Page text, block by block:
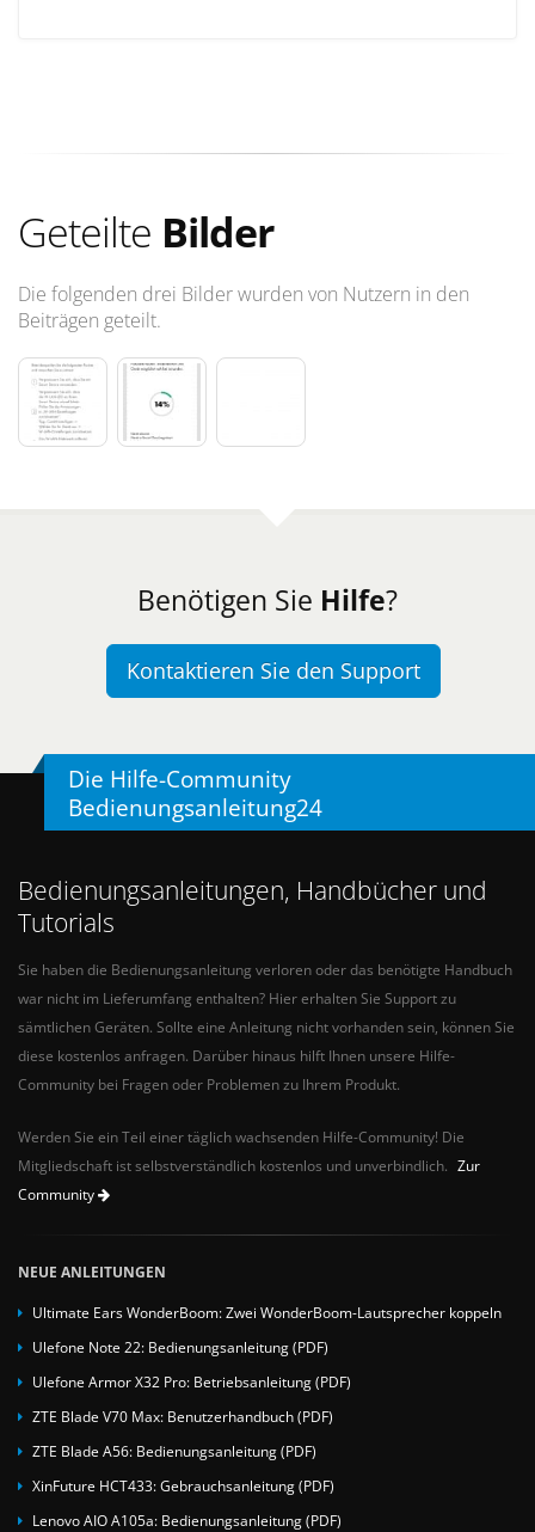
Geteilte Bilder
Die folgenden drei Bilder wurden von Nutzern in den
Beiträgen geteilt.
Benötigen Sie Hilfe?
Kontaktieren Sie den Support
Die Hilfe-Community
Bedienungsanleitung24
Bedienungsanleitungen, Handbücher und
Tutorials
Sie haben die Bedienungsanleitung verloren oder das benötigte Handbuch
war nicht im Lieferumfang enthalten? Hier erhalten Sie Support zu
sämtlichen Geräten. Sollte eine Anleitung nicht vorhanden sein, können Sie
diese kostenlos anfragen. Darüber hinaus hilft Ihnen unsere Hilfe-
Community bei Fragen oder Problemen zu Ihrem Produkt.
Werden Sie ein Teil einer täglich wachsenden Hilfe-Community! Die
Mitgliedschaft ist selbstverständlich kostenlos und unverbindlich. Zur
Community
NEUE ANLEITUNGEN
Ultimate Ears WonderBoom: Zwei WonderBoom-Lautsprecher koppeln
Ulefone Note 22: Bedienungsanleitung (PDF)
Ulefone Armor X32 Pro: Betriebsanleitung (PDF)
ZTE Blade V70 Max: Benutzerhandbuch (PDF)
ZTE Blade A56: Bedienungsanleitung (PDF)
XinFuture HCT433: Gebrauchsanleitung (PDF)
Lenovo AIO A105a: Bedienungsanleitung (PDF)